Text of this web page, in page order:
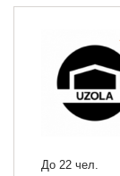
До 22 чел.